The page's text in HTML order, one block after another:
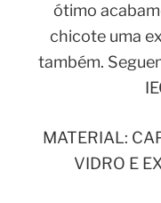
ótimo
chicote uma
também.
MATERIAL:
VIDRO E